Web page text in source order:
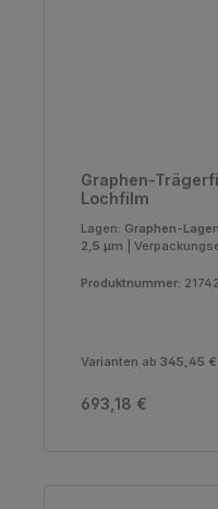
Graphen-
Lochfilm
Lagen: Graphen-
2,5 µm
Produktnummer:
Varianten ab 345,45 €
Regulärer Preis:
693,18 €